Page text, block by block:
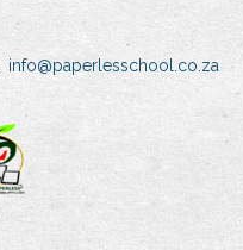
info@paperlesschool.co.za